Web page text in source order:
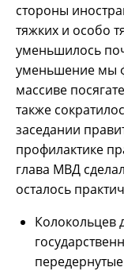
стороны
тяжких и особо
уменьшилось
уменьшение мы
массиве
также
заседании
профилактике
глава МВД
осталось
Колокольцев